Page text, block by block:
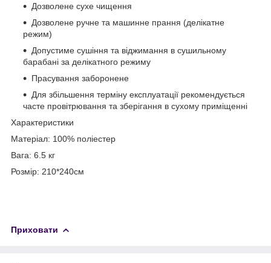
Дозволене сухе чищення
Дозволене ручне та машинне прання (делікатне
режим)
Допустиме сушіння та віджимання в сушильному
барабані за делікатного режиму
Прасування заборонене
Для збільшення терміну експлуатації рекомендується
часте провітрювання та зберігання в сухому приміщенні
Характеристики
Матеріал: 100% поліестер
Вага: 6.5 кг
Розмір: 210*240см
Приховати